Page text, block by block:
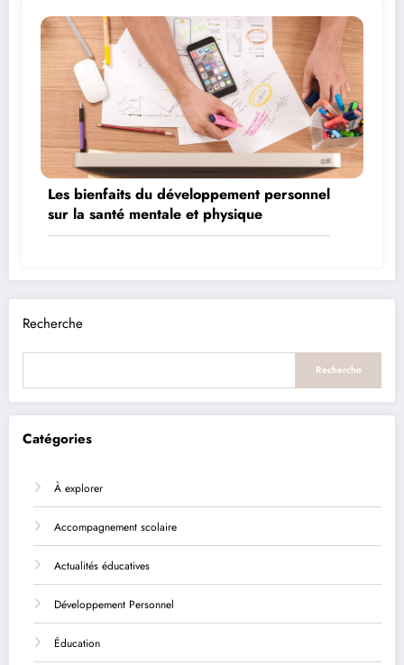
Les bienfaits du développement personnel
sur la santé mentale et physique
Recherche
Recherche
Catégories
À explorer
Accompagnement scolaire
Actualités éducatives
Développement Personnel
Éducation